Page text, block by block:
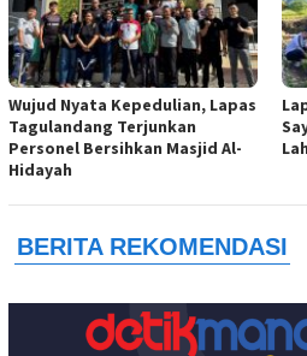
Wujud Nyata Kepedulian, Lapas
Tagulandang Terjunkan
Personel Bersihkan Masjid Al-
Hidayah